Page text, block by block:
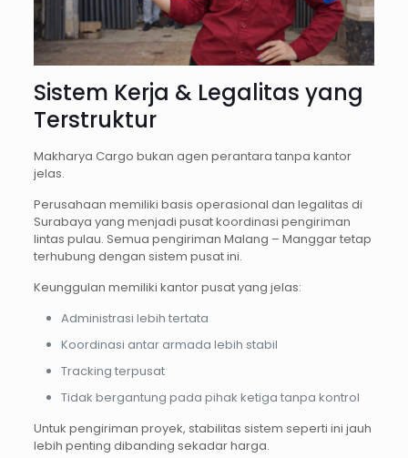
Sistem Kerja & Legalitas yang
Terstruktur
Makharya Cargo bukan agen perantara tanpa kantor
jelas.
Perusahaan memiliki basis operasional dan legalitas di
Surabaya yang menjadi pusat koordinasi pengiriman
lintas pulau. Semua pengiriman Malang – Manggar tetap
terhubung dengan sistem pusat ini.
Keunggulan memiliki kantor pusat yang jelas:
Administrasi lebih tertata
Koordinasi antar armada lebih stabil
Tracking terpusat
Tidak bergantung pada pihak ketiga tanpa kontrol
Untuk pengiriman proyek, stabilitas sistem seperti ini jauh
lebih penting dibanding sekadar harga.